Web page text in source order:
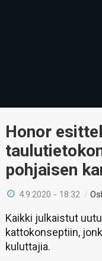
Honor
pohjaisen
4.9.2020 - 18:32 /
Kaikki julkaistut
kattokonseptiin,
kuluttajia.